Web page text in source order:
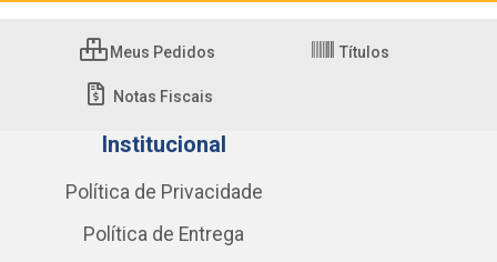
Meus Pedidos Títulos
Notas Fiscais
Institucional
Política de Privacidade
Política de Entrega